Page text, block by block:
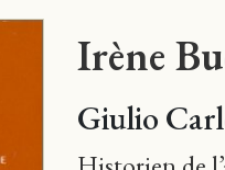
Irène
Giulio